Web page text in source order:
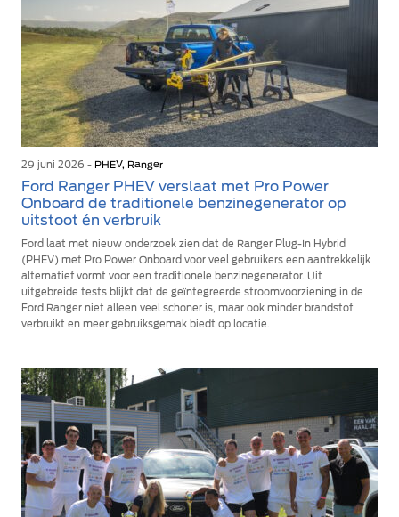
29 juni 2026 - PHEV, Ranger
Ford Ranger PHEV verslaat met Pro Power
Onboard de traditionele benzinegenerator op
uitstoot én verbruik
Ford laat met nieuw onderzoek zien dat de Ranger Plug-In Hybrid
(PHEV) met Pro Power Onboard voor veel gebruikers een aantrekkelijk
alternatief vormt voor een traditionele benzinegenerator. Uit
uitgebreide tests blijkt dat de geïntegreerde stroomvoorziening in de
Ford Ranger niet alleen veel schoner is, maar ook minder brandstof
verbruikt en meer gebruiksgemak biedt op locatie.